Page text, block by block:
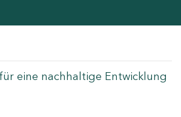
eine nachhaltige Entwicklung